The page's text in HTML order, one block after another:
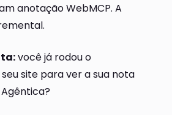
anotação WebMCP. A
você já rodou o
site para ver a sua nota